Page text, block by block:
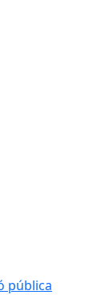
pública